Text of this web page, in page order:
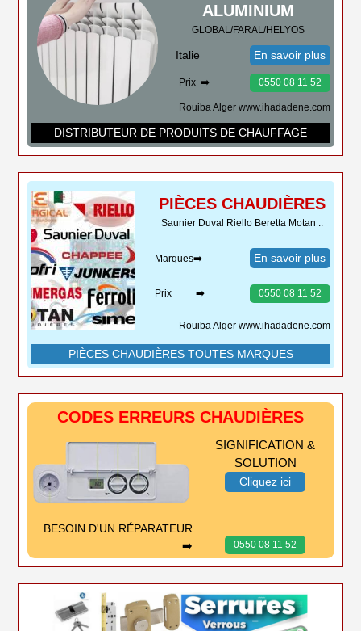
ALUMINIUM
GLOBAL/FARAL/HELYOS
Italie En savoir plus
Prix ➡️ 0550 08 11 52
Rouiba Alger www.ihadadene.com
DISTRIBUTEUR DE PRODUITS DE CHAUFFAGE
PIÈCES CHAUDIÈRES
Saunier Duval Riello Beretta Motan ..
Marques➡️ En savoir plus
Prix ➡️ 0550 08 11 52
Rouiba Alger www.ihadadene.com
PIÈCES CHAUDIÈRES TOUTES MARQUES
CODES ERREURS CHAUDIÈRES
SIGNIFICATION &
SOLUTION
Cliquez ici
0550 08 11 52
BESOIN D'UN RÉPARATEUR
➡️